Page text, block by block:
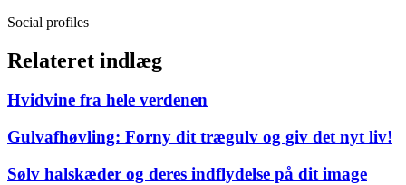
Social profiles
Relateret indlæg
Hvidvine fra hele verdenen
Gulvafhøvling: Forny dit trægulv og giv det nyt liv!
Sølv halskæder og deres indflydelse på dit image